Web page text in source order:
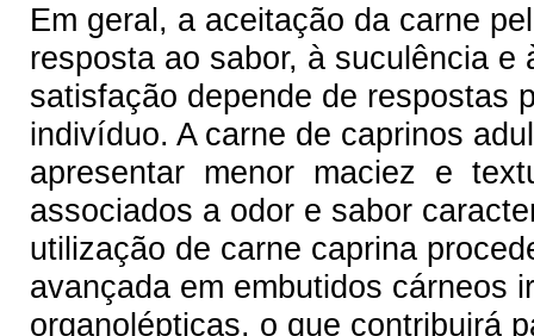
Em geral, a aceitação da carne
resposta ao sabor, à suculência
satisfação depende de respostas
indivíduo. A carne de caprinos
apresentar menor maciez e
associados a odor e sabor
utilização de carne caprina
avançada em embutidos cárneos
organolépticas, o que contribuirá